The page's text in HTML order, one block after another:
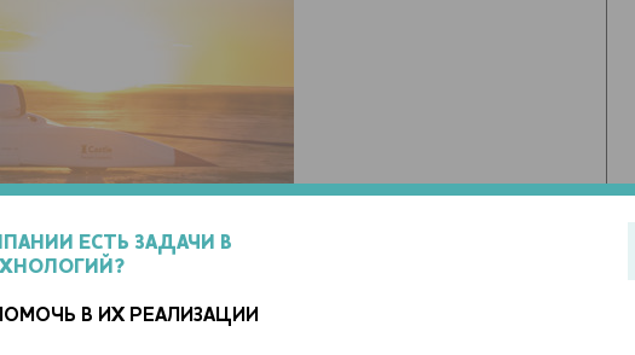
ЕСТЬ ЗАДАЧИ В
В ИХ РЕАЛИЗАЦИИ